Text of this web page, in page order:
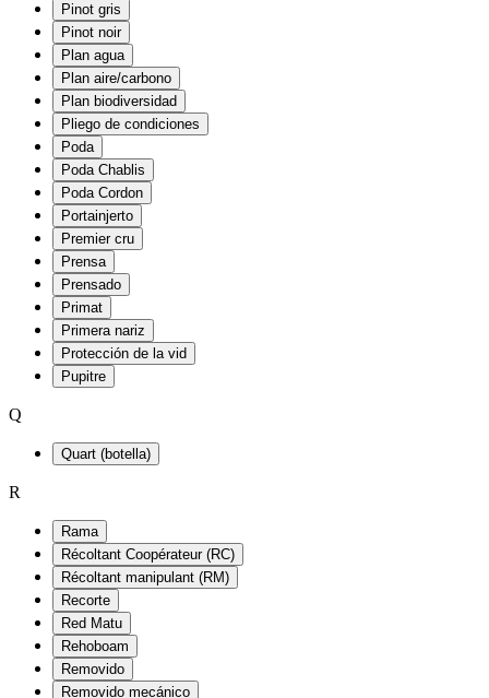
Pinot gris
Pinot noir
Plan agua
Plan aire/carbono
Plan biodiversidad
Pliego de condiciones
Poda
Poda Chablis
Poda Cordon
Portainjerto
Premier cru
Prensa
Prensado
Primat
Primera nariz
Protección de la vid
Pupitre
Q
Quart (botella)
R
Rama
Récoltant Coopérateur (RC)
Récoltant manipulant (RM)
Recorte
Red Matu
Rehoboam
Removido
Removido mecánico